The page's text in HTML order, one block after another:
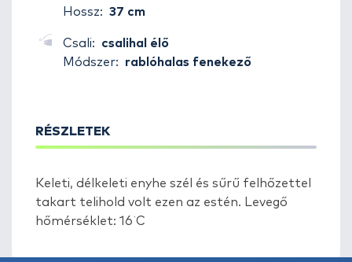
Hossz: 37 cm
Csali:
csalihal élő
Módszer:
rablóhalas fenekező
RÉSZLETEK
Keleti, délkeleti enyhe szél és sűrű felhőzettel
takart telihold volt ezen az estén. Levegő
hőmérséklet: 16˙C